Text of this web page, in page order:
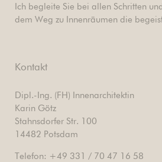
Ich begleite Sie bei allen Schritten
dem Weg zu Innenräumen die
Kontakt
Dipl.-Ing. (FH) Innenarchitektin
Karin Götz
Stahnsdorfer Str. 100
14482 Potsdam
Telefon: +49 331 / 70 47 16 58